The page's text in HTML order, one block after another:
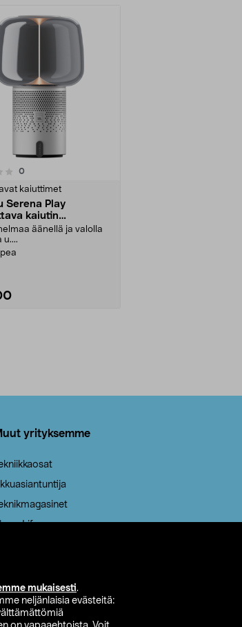
mukaisesti.
neljänlaisia evästeitä:
0
kaiuttimet
Serena Play
kaiutin
äänellä ja valolla
u....
yrityksemme